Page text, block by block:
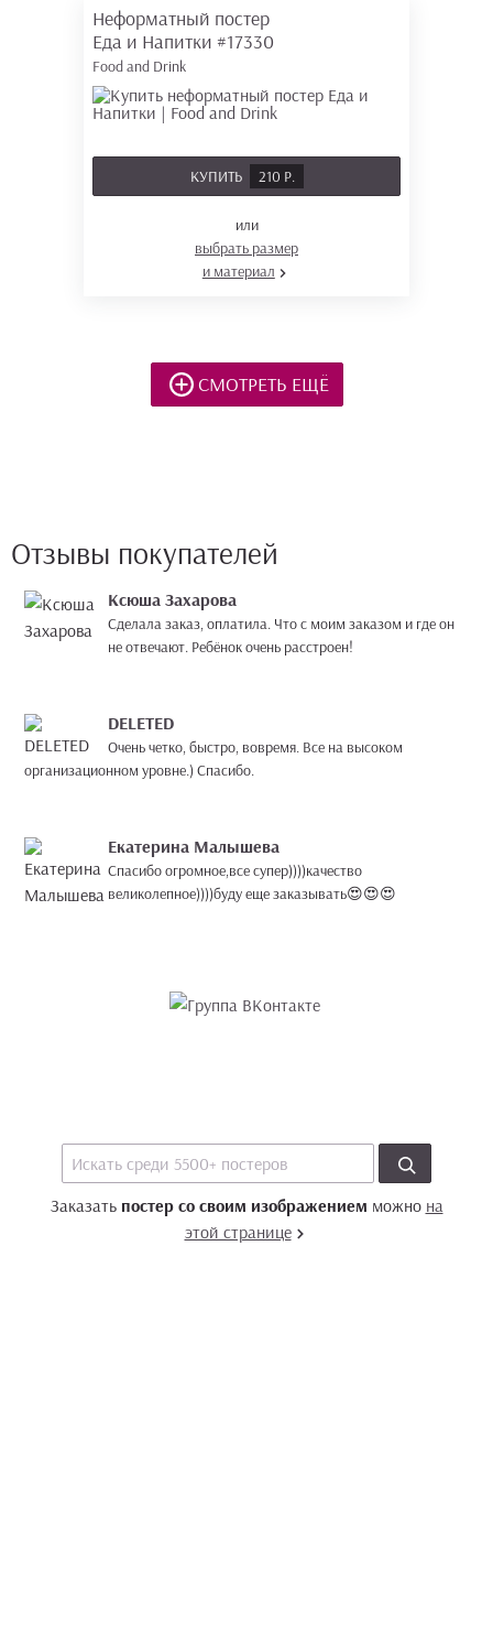
Неформатный постер
Еда и Напитки #17330
Food and Drink
КУПИТЬ 210 Р.
или
выбрать размер
и материал
СМОТРЕТЬ ЕЩЁ
Отзывы покупателей
Ксюша Захарова
Сделала заказ, оплатила. Что с моим заказом и где он
не отвечают. Ребёнок очень расстроен!
DELETED
Очень четко, быстро, вовремя. Все на высоком
организационном уровне.) Спасибо.
Екатерина Малышева
Спасибо огромное,все супер))))качество
великолепное))))буду еще заказывать😍😍😍
Заказать постер со своим изображением можно на
этой странице